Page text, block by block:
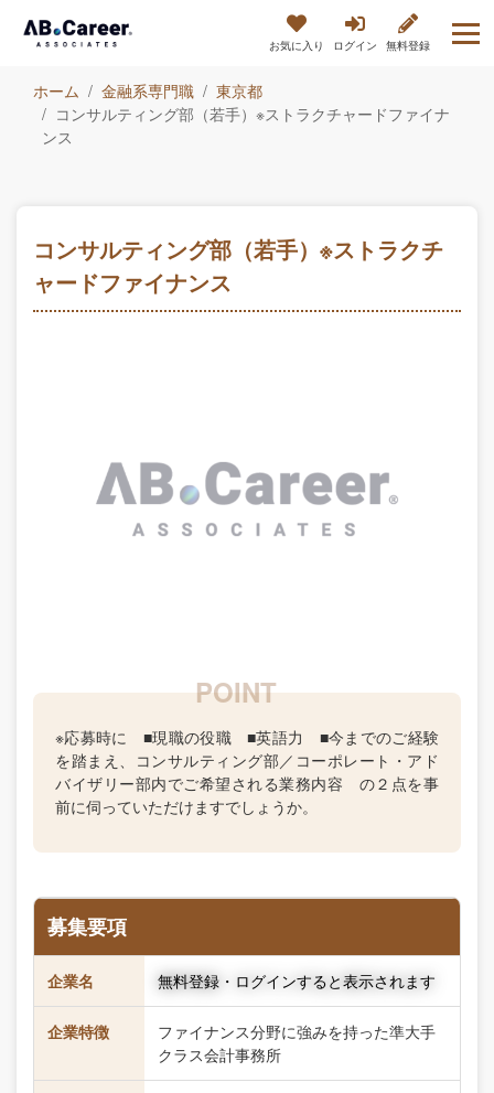
お気に入り ログイン 無料登録
ホーム 金融系専門職
東京都
コンサルティング部（若手）※ストラクチャードファイナ
ンス
コンサルティング部（若手）※ストラクチ
ャードファイナンス
※応募時に ■現職の役職 ■英語力 ■今までのご経験
を踏まえ、コンサルティング部／コーポレート・アド
バイザリー部内でご希望される業務内容 の２点を事
前に伺っていただけますでしょうか。
募集要項
企業名 無料登録・ログインすると表示されます
企業特徴
ファイナンス分野に強みを持った準大手
クラス会計事務所